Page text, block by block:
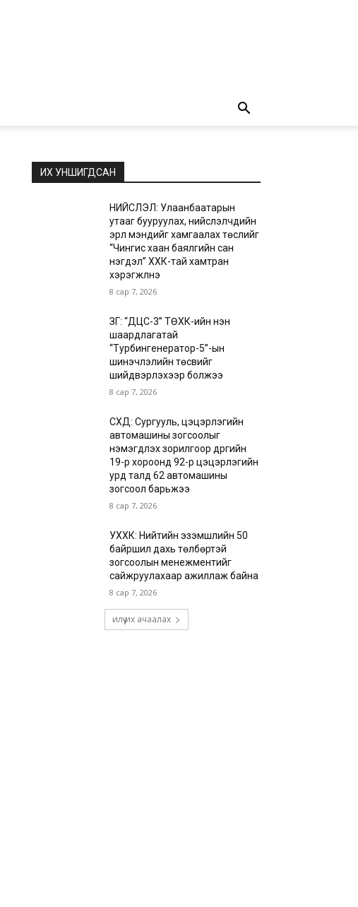
ИХ УНШИГДСАН
НИЙСЛЭЛ: Улаанбаатарын
утааг бууруулах, нийслэлчүүдийн
эрүүл мэндийг хамгаалах төслийг
“Чингис хаан баялгийн сан
нэгдэл” ХХК-тай хамтран
хэрэгжүүлнэ
8 сар 7, 2026
ЗГ: “ДЦС-3” ТӨХК-ийн нэн
шаардлагатай
“Турбингенератор-5”-ын
шинэчлэлийн төсвийг
шийдвэрлэхээр болжээ
8 сар 7, 2026
СХД: Сургууль, цэцэрлэгийн
автомашины зогсоолыг
нэмэгдүүлэх зорилгоор дүүргийн
19-р хороонд 92-р цэцэрлэгийн
урд талд 62 автомашины
зогсоол барьжээ
8 сар 7, 2026
УХХК: Нийтийн эзэмшлийн 50
байршил дахь төлбөртэй
зогсоолын менежментийг
сайжруулахаар ажиллаж байна
8 сар 7, 2026
илүү их ачаалах